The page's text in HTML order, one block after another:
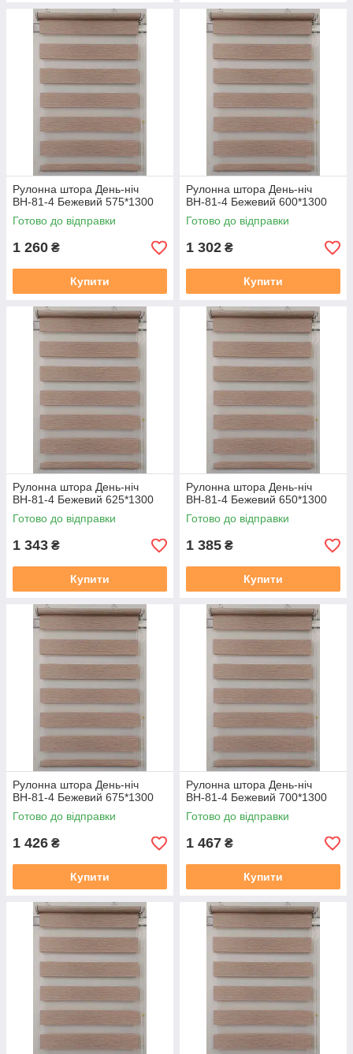
Рулонна штора День-ніч
ВН-81-4 Бежевий 575*1300
Готово до відправки
1 260 ₴
Купити
Рулонна штора День-ніч
ВН-81-4 Бежевий 600*1300
Готово до відправки
1 302 ₴
Купити
Рулонна штора День-ніч
ВН-81-4 Бежевий 625*1300
Готово до відправки
1 343 ₴
Купити
Рулонна штора День-ніч
ВН-81-4 Бежевий 650*1300
Готово до відправки
1 385 ₴
Купити
Рулонна штора День-ніч
ВН-81-4 Бежевий 675*1300
Готово до відправки
1 426 ₴
Купити
Рулонна штора День-ніч
ВН-81-4 Бежевий 700*1300
Готово до відправки
1 467 ₴
Купити